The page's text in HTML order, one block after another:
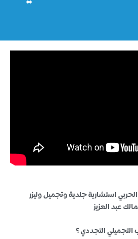
استشارية جلدية وتجميل وليزر
عبد العزيز